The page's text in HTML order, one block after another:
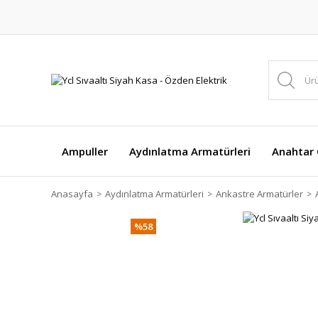
Ampuller Aydınlatma Armatürleri Anahtar
Anasayfa Aydınlatma Armatürleri Ankastre Armatürler
%58